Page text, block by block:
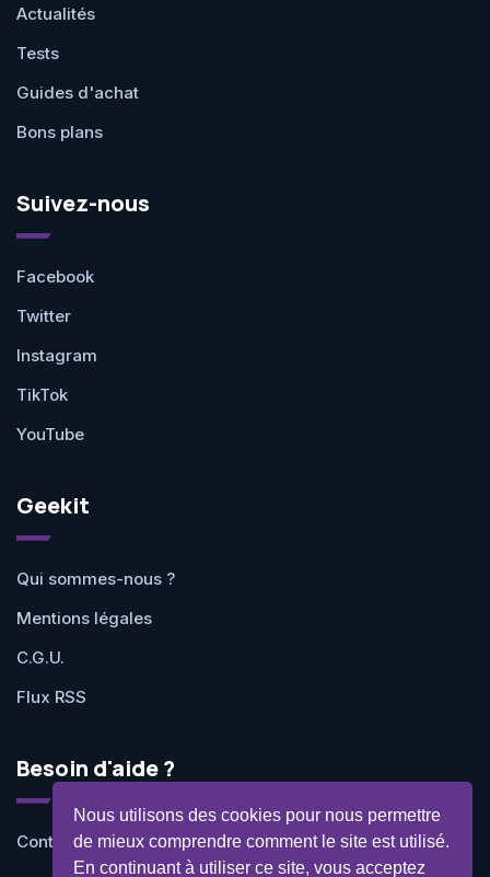
Nous utilisons des cookies pour nous permettre
de mieux comprendre comment le site est utilisé.
En continuant à utiliser ce site, vous acceptez
Actualités
Tests
Guides d'achat
Bons plans
Suivez-nous
Facebook
Twitter
Instagram
TikTok
YouTube
Geekit
Qui sommes-nous ?
Mentions légales
C.G.U.
Flux RSS
Besoin d'aide ?
Contactez-nous